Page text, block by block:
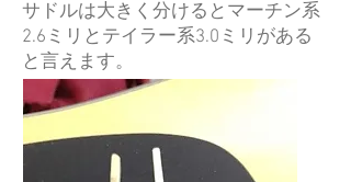
サドルは大きく分けるとマーチン系
2.6ミリとテイラー系3.0ミリがある
と言えます。